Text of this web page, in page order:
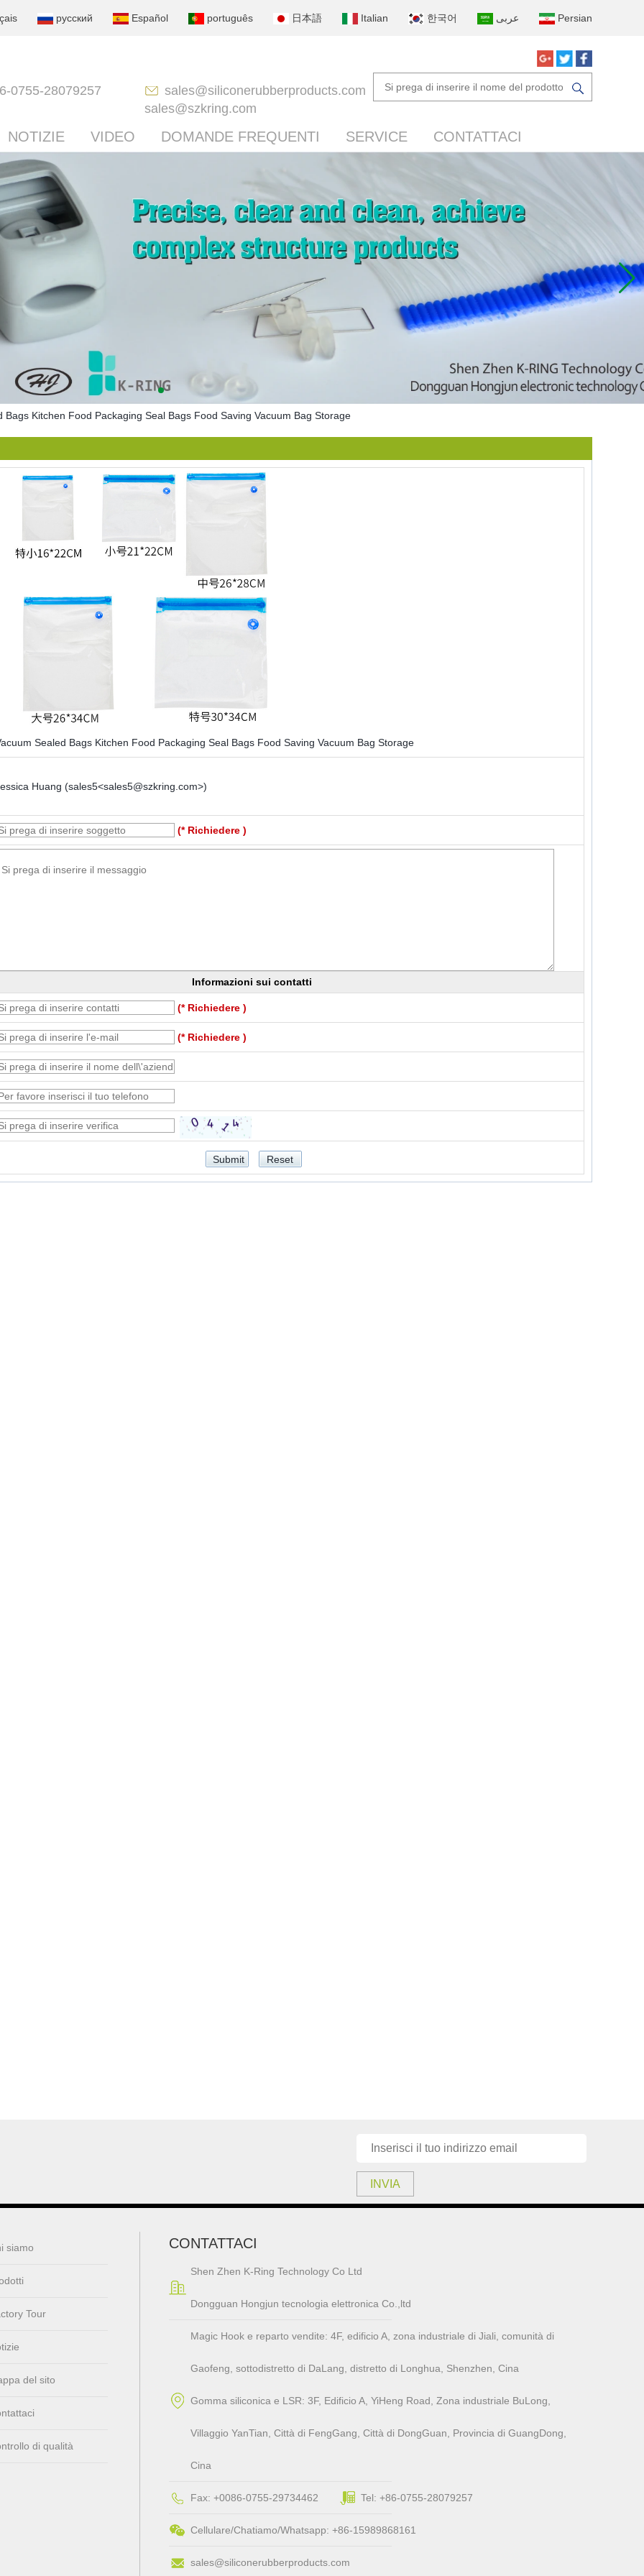
русский Español português 日本語 Italian 한국어 عربى Persian
0755-28079257
sales@siliconerubberproducts.com
sales@szkring.com
NOTIZIE VIDEO DOMANDE FREQUENTI SERVICE CONTATTACI
Bags Kitchen Food Packaging Seal Bags Food Saving Vacuum Bag Storage
Sealed Bags Kitchen Food Packaging Seal Bags Food Saving Vacuum Bag Storage
Huang (sales5<sales5@szkring.com>)
(* Richiedere )
Informazioni sui contatti
(* Richiedere )
(* Richiedere )
INVIA
siamo
Tour
del sito
di qualità
CONTATTACI
Shen Zhen K-Ring Technology Co Ltd
Dongguan Hongjun tecnologia elettronica Co.,ltd
Magic Hook e reparto vendite: 4F, ​​edificio A, zona industriale di Jiali, comunità di
Gaofeng, sottodistretto di DaLang, distretto di Longhua, Shenzhen, Cina
Gomma siliconica e LSR: 3F, Edificio A, YiHeng Road, Zona industriale BuLong,
Villaggio YanTian, ​​Città di FengGang, Città di DongGuan, Provincia di GuangDong,
Cina
Fax: +0086-0755-29734462 Tel: +86-0755-28079257
Cellulare/Chatiamo/Whatsapp: +86-15989868161
sales@siliconerubberproducts.com